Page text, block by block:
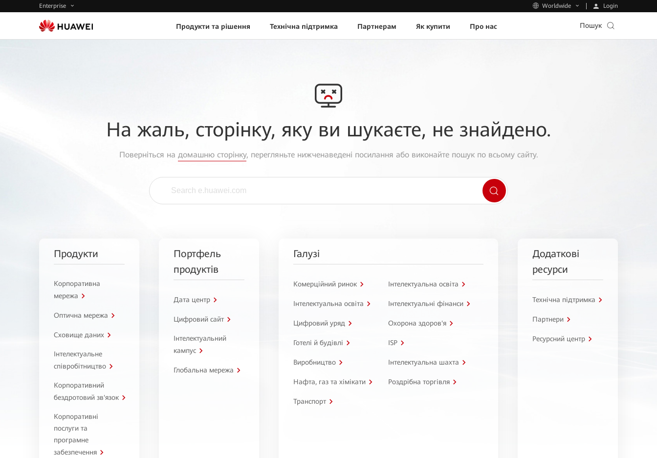
Enterprise Worldwide Login
Продукти та рішення Технічна підтримка Партнерам Як купити Про нас Пошук
На жаль, сторінку, яку ви шукаєте, не знайдено.
Поверніться на домашню сторінку, перегляньте нижченаведені посилання або виконайте пошук по всьому сайту.
Продукти
Корпоративна
мережа
Оптична мережа
Сховище даних
Інтелектуальне
співробітництво
Корпоративний
бездротовий зв'язок
Корпоративні
послуги та
програмне
забезпечення
Портфель
продуктів
Дата центр
Цифровий сайт
Інтелектуальний
кампус
Глобальна мережа
Галузі
Комерційний ринок Інтелектуальна освіта
Інтелектуальна освіта Інтелектуальні фінанси
Цифровий уряд Охорона здоров'я
Готелі й будівлі ISP
Виробництво Інтелектуальна шахта
Нафта, газ та хімікати Роздрібна торгівля
Транспорт
Додаткові
ресурси
Технічна підтримка
Партнери
Ресурсний центр